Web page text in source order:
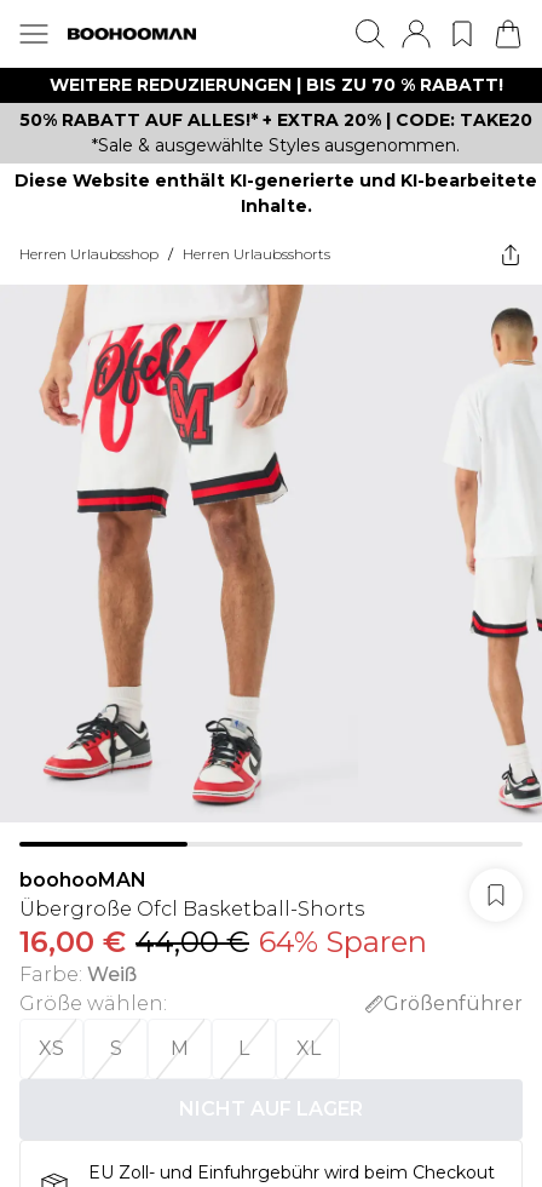
WEITERE REDUZIERUNGEN | BIS ZU 70 % RABATT!
50% RABATT AUF ALLES!* + EXTRA 20% | CODE: TAKE20
*Sale & ausgewählte Styles ausgenommen.
Diese Website enthält KI-generierte und KI-bearbeitete
Inhalte.
Herren Urlaubsshop / Herren Urlaubsshorts
boohooMAN
Übergroße Ofcl Basketball-Shorts
16,00 € 44,00 € 64% Sparen
Farbe: Weiß
Größe wählen:
Größenführer
XS
S M L XL
NICHT AUF LAGER
EU Zoll- und Einfuhrgebühr wird beim Checkout